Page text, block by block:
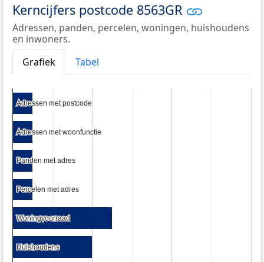
Kerncijfers postcode 8563GR
Adressen, panden, percelen, woningen, huishoudens
en inwoners.
Grafiek
Tabel
Adressen met postcode
Adressen met postcode
Adressen met woonfunctie
Adressen met woonfunctie
Panden met adres
Panden met adres
Percelen met adres
Percelen met adres
Woningvoorraad
Woningvoorraad
Huishoudens
Huishoudens